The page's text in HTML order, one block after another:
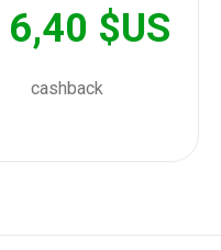
6,40 $US
cashback